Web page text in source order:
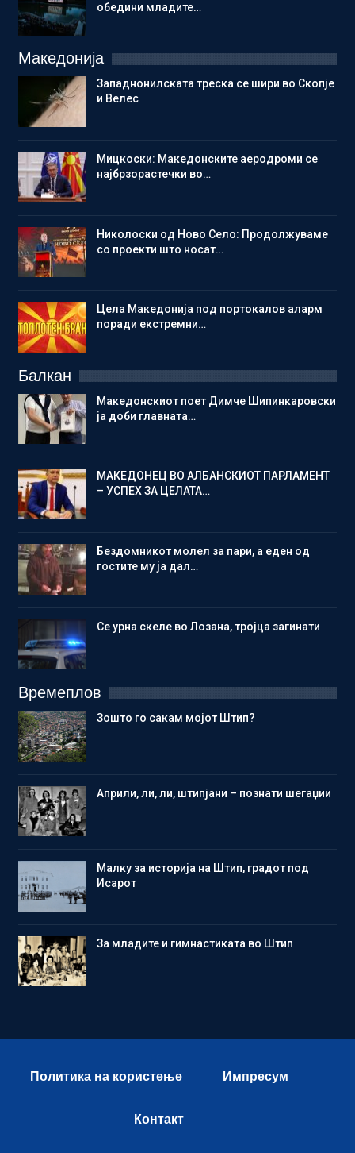
обедини младите…
Македонија
Западнонилската треска се шири во Скопје
и Велес
Мицкоски: Македонските аеродроми се
најбрзорастечки во…
Николоски од Ново Село: Продолжуваме
со проекти што носат…
Цела Македонија под портокалов аларм
поради екстремни…
Балкан
Македонскиот поет Димче Шипинкаровски
ја доби главната…
МАКЕДОНЕЦ ВО АЛБАНСКИОТ ПАРЛАМЕНТ
– УСПЕХ ЗА ЦЕЛАТА…
Бездомникот молел за пари, а еден од
гостите му ја дал…
Се урна скеле во Лозана, тројца загинати
Времеплов
Зошто го сакам мојот Штип?
Aприли, ли, ли, штипјани – познати шегаџии
Малку за историја на Штип, градот под
Исарот
Зa младите и гимнастиката во Штип
Политика на користење Импресум
Контакт